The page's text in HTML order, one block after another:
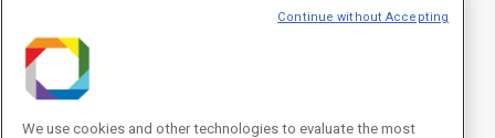
Concordo com os termos de uso descritos naPolítica de
We use cookies and other technologies to evaluate the most
Continue without Accepting